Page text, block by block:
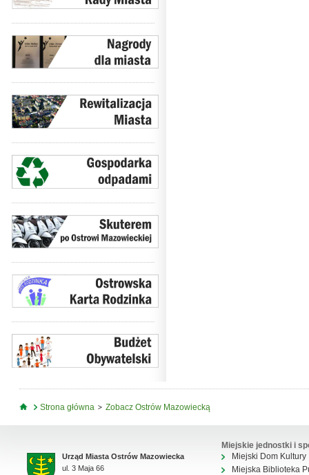
Jesteś tutaj
Strona główna Zobacz Ostrów Mazowiecką
Urząd Miasta Ostrów Mazowiecka
ul. 3 Maja 66
Miejskie jednostki i
Miejski Dom Kultury
Miejska Biblioteka